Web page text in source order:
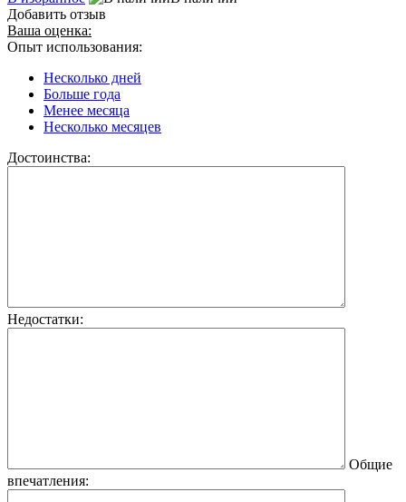
Добавить отзыв
Ваша оценка:
Опыт использования:
Несколько дней
Больше года
Менее месяца
Несколько месяцев
Достоинства:
Недостатки:
Общие
впечатления: